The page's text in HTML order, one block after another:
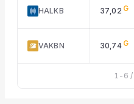
HALKB 37,02 G
VAKBN 30,74 G
1 - 6 /